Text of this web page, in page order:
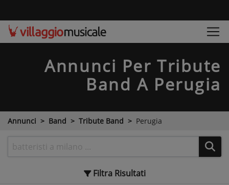
Annunci Per Tribute
Band A Perugia
Annunci Band Tribute Band Perugia
Filtra Risultati